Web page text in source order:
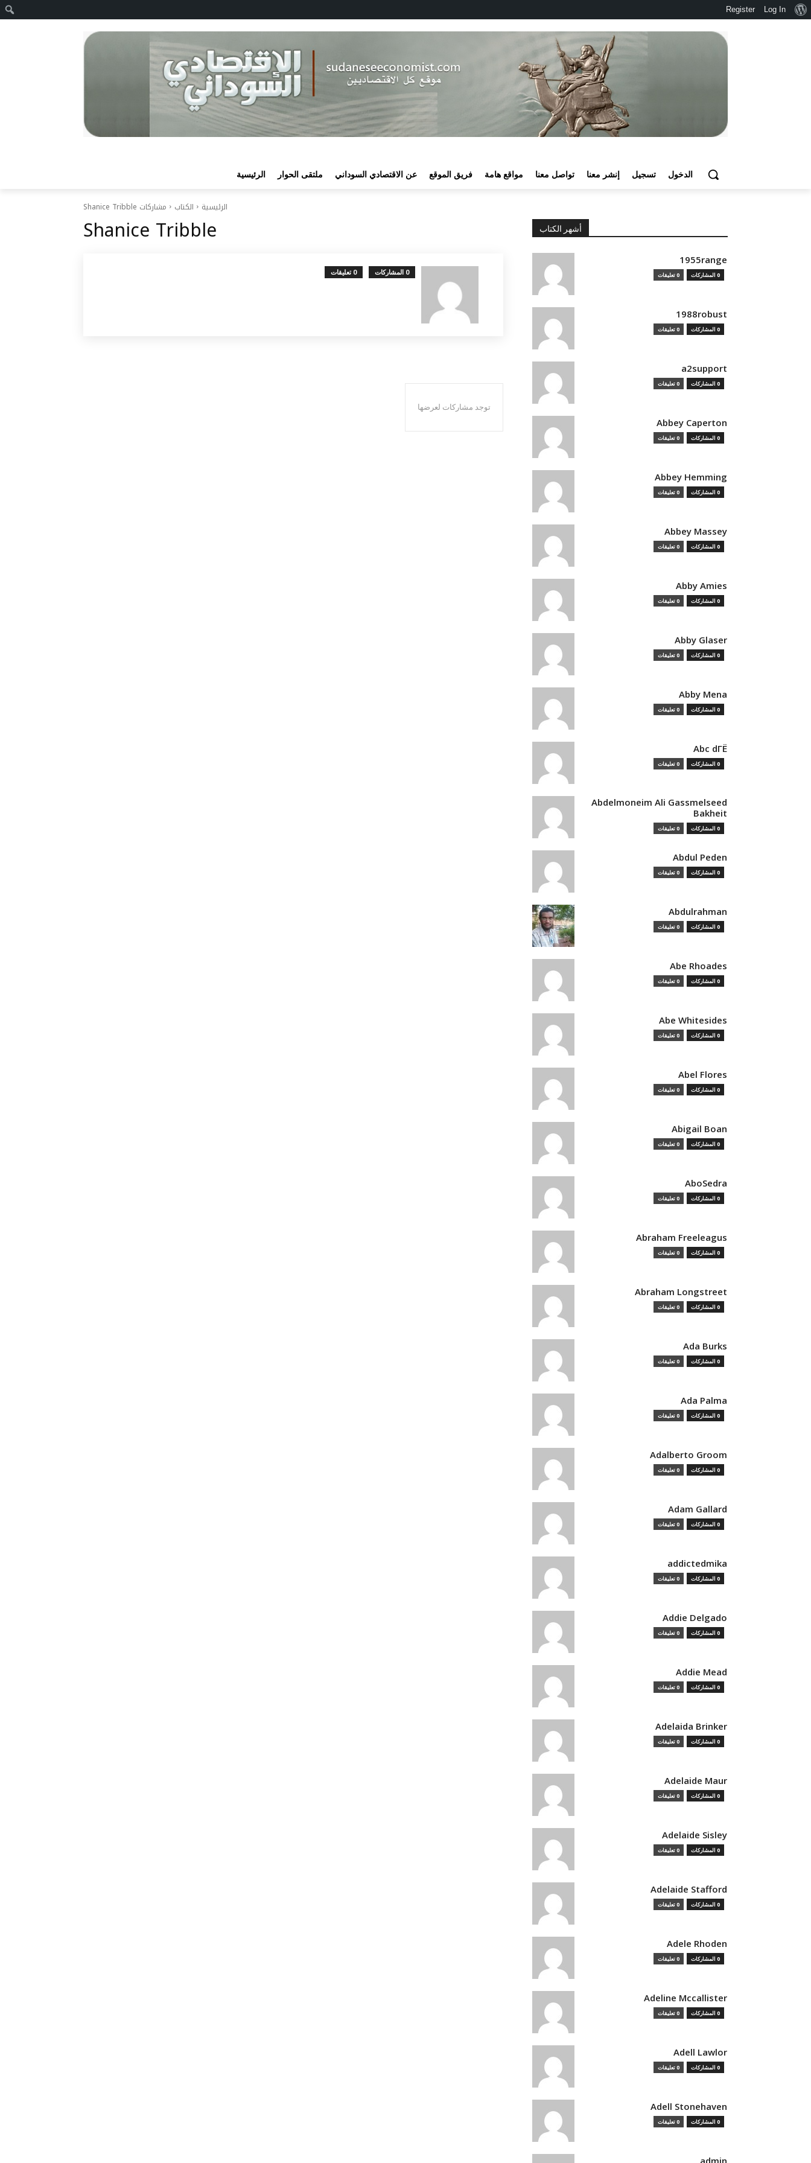
الرئيسية ملتقى الحوار عن الاقتصادي السوداني فريق الموقع مواقع هامة تواصل معنا إنشر معنا تسجيل الدخول
الرئيسية الكتاب مشاركات Shanice Tribble
Shanice Tribble
0 المشاركات 0 تعليقات
توجد مشاركات لعرضها
أشهر الكتاب
1955range
0 المشاركات 0 تعليقات
1988robust
0 المشاركات 0 تعليقات
a2support
0 المشاركات 0 تعليقات
Abbey Caperton
0 المشاركات 0 تعليقات
Abbey Hemming
0 المشاركات 0 تعليقات
Abbey Massey
0 المشاركات 0 تعليقات
Abby Amies
0 المشاركات 0 تعليقات
Abby Glaser
0 المشاركات 0 تعليقات
Abby Mena
0 المشاركات 0 تعليقات
Abc dГЁ
0 المشاركات 0 تعليقات
Abdelmoneim Ali Gassmelseed
Bakheit
0 المشاركات 0 تعليقات
Abdul Peden
0 المشاركات 0 تعليقات
Abdulrahman
0 المشاركات 0 تعليقات
Abe Rhoades
0 المشاركات 0 تعليقات
Abe Whitesides
0 المشاركات 0 تعليقات
Abel Flores
0 المشاركات 0 تعليقات
Abigail Boan
0 المشاركات 0 تعليقات
AboSedra
0 المشاركات 0 تعليقات
Abraham Freeleagus
0 المشاركات 0 تعليقات
Abraham Longstreet
0 المشاركات 0 تعليقات
Ada Burks
0 المشاركات 0 تعليقات
Ada Palma
0 المشاركات 0 تعليقات
Adalberto Groom
0 المشاركات 0 تعليقات
Adam Gallard
0 المشاركات 0 تعليقات
addictedmika
0 المشاركات 0 تعليقات
Addie Delgado
0 المشاركات 0 تعليقات
Addie Mead
0 المشاركات 0 تعليقات
Adelaida Brinker
0 المشاركات 0 تعليقات
Adelaide Maur
0 المشاركات 0 تعليقات
Adelaide Sisley
0 المشاركات 0 تعليقات
Adelaide Stafford
0 المشاركات 0 تعليقات
Adele Rhoden
0 المشاركات 0 تعليقات
Adeline Mccallister
0 المشاركات 0 تعليقات
Adell Lawlor
0 المشاركات 0 تعليقات
Adell Stonehaven
0 المشاركات 0 تعليقات
admin
نبذةLog In
Register